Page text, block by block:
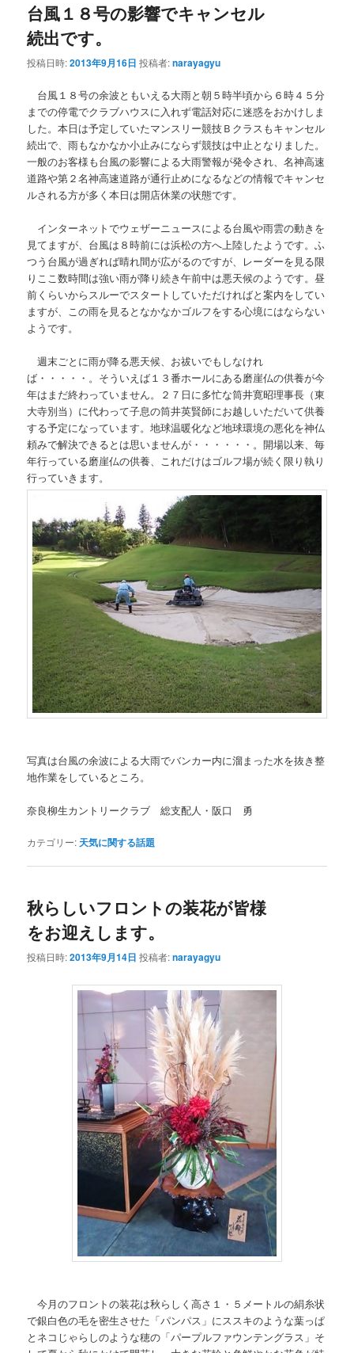
台風１８号の影響でキャンセル
続出です。
投稿日時:2013年9月16日 投稿者:narayagyu
台風１８号の余波ともいえる大雨と朝５時半頃から６時４５分
までの停電でクラブハウスに入れず電話対応に迷惑をおかけしま
した。本日は予定していたマンスリー競技Ｂクラスもキャンセル
続出で、雨もなかなか小止みにならず競技は中止となりました。
一般のお客様も台風の影響による大雨警報が発令され、名神高速
道路や第２名神高速道路が通行止めになるなどの情報でキャンセ
ルされる方が多く本日は開店休業の状態です。
インターネットでウェザーニュースによる台風や雨雲の動きを
見てますが、台風は８時前には浜松の方へ上陸したようです。ふ
つう台風が過ぎれば晴れ間が広がるのですが、レーダーを見る限
りここ数時間は強い雨が降り続き午前中は悪天候のようです。昼
前くらいからスルーでスタートしていただければと案内をしてい
ますが、この雨を見るとなかなかゴルフをする心境にはならない
ようです。
週末ごとに雨が降る悪天候、お祓いでもしなけれ
ば・・・・・。そういえば１３番ホールにある磨崖仏の供養が今
年はまだ終わっていません。２７日に多忙な筒井寛昭理事長（東
大寺別当）に代わって子息の筒井英賢師にお越しいただいて供養
する予定になっています。地球温暖化など地球環境の悪化を神仏
頼みで解決できるとは思いませんが・・・・・・。開場以来、毎
年行っている磨崖仏の供養、これだけはゴルフ場が続く限り執り
行っていきます。
写真は台風の余波による大雨でバンカー内に溜まった水を抜き整
地作業をしているところ。
奈良柳生カントリークラブ 総支配人・阪口 勇
カテゴリー: 天気に関する話題
秋らしいフロントの装花が皆様
をお迎えします。
投稿日時:2013年9月14日 投稿者:narayagyu
今月のフロントの装花は秋らしく高さ１・５メートルの絹糸状
で銀白色の毛を密生させた「パンパス」にススキのような葉っぱ
とネコじゃらしのような穂の「パープルファウンテングラス」そ